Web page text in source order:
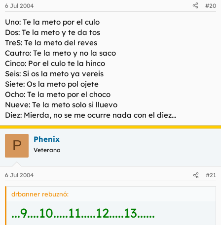
6 Jul 2004 #20
Uno: Te la meto por el culo
Dos: Te la meto y te da tos
TreS: Te la meto del reves
Cautro: Te la meto y no la saco
Cinco: Por el culo te la hinco
Seis: Si os la meto ya vereis
Siete: Os la meto pol ojete
Ocho: Te la meto por el choco
Nueve: Te la meto solo si lluevo
Diez: Mierda, no se me ocurre nada con el diez...
P Phenix
Veterano
6 Jul 2004 #21
drbanner rebuznó:
...9....10.....11.....12.....13......